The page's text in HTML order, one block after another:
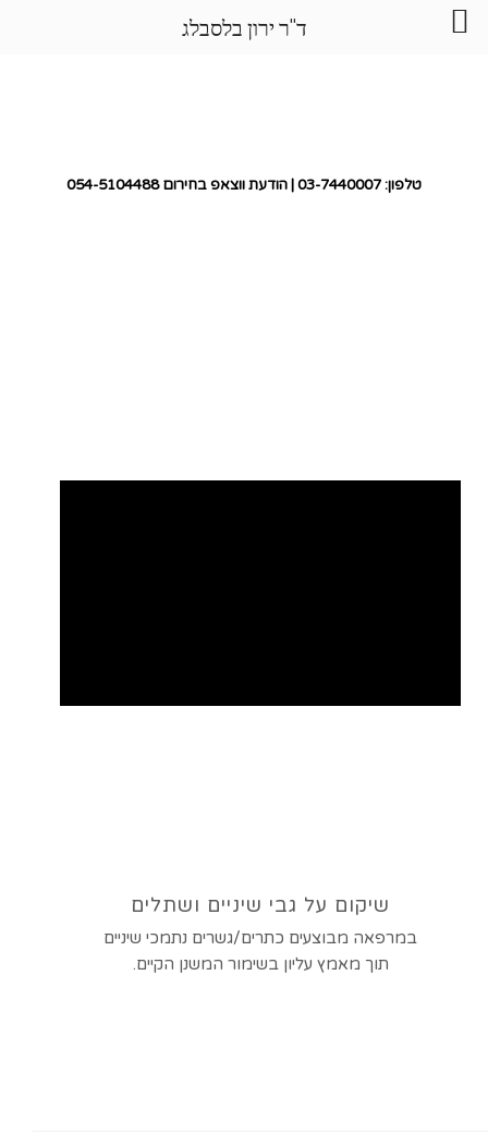
טלפון: 03-7440007 | הודעת ווצאפבחירום054-5104488
שיקום על גבי שיניים ושתלים
במרפאה מבוצעים כתרים/גשרים נתמכי שיניים
תוך מאמץ עליון בשימור המשנן הקיים.
ד"ר ירון בלסבלג